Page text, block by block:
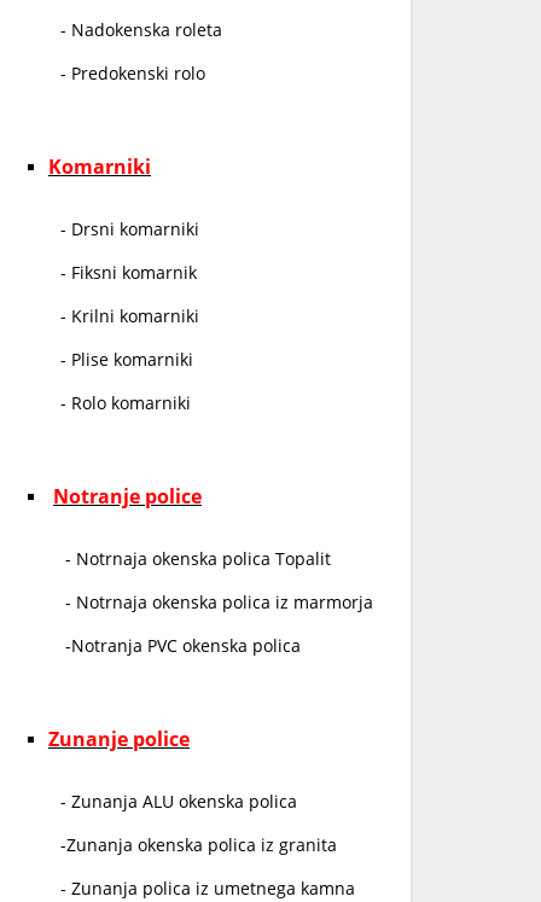
- Nadokenska roleta
- Predokenski rolo
Komarniki
- Drsni komarniki
- Fiksni komarnik
- Krilni komarniki
- Plise komarniki
- Rolo komarniki
Notranje police
- Notrnaja okenska polica Topalit
- Notrnaja okenska polica iz marmorja
-Notranja PVC okenska polica
Zunanje police
- Zunanja ALU okenska polica
-Zunanja okenska polica iz granita
- Zunanja polica iz umetnega kamna